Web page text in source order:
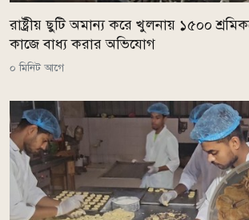
রাষ্ট্রীয় ছুটি অমান্য করে খুলনায় ১৫০০
কাজে বাধ্য করার অভিযোগ
০ মিনিট আগে